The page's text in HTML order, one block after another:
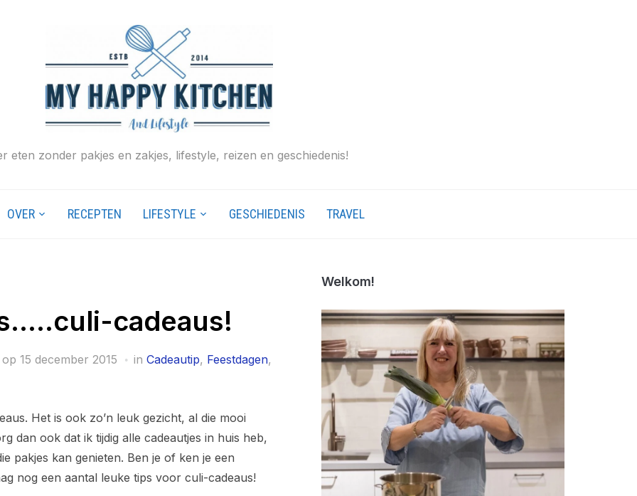
eten zonder pakjes en zakjes, lifestyle, reizen en geschiedenis!
OVER RECEPTEN LIFESTYLE GESCHIEDENIS TRAVEL
cadeaus!
15 december 2015 in Cadeautip, Feestdagen,
Het is ook zo’n leuk gezicht, al die mooi
dan ook dat ik tijdig alle cadeautjes in huis heb,
pakjes kan genieten. Ben je of ken je een
nog een aantal leuke tips voor culi-cadeaus!
Welkom!